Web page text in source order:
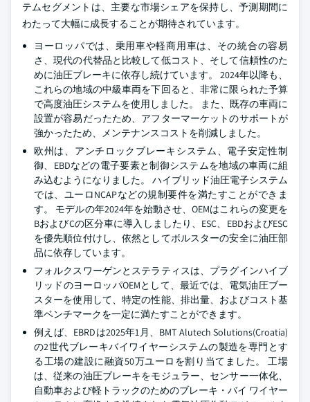
テムセグメントは、主要な市場シェアを保持し、予測期間に
わたって大幅に成長することが期待されています。
ヨーロッパでは、乗用車や軽商用車は、その統合の容易
さ、現代の代替品と比較して低コスト、そして信頼性のた
めに油圧ブレーキに依存し続けています。 2024年以降も、
これらの地域の中級車両を下回ると、非常に限られた予算
で高度油圧システムを使用しました。 また、既存の車両に
設置が容易だったため、アフターマーケットのサポートが
強かったため、メンテナンスコストを削減しました。
欧州は、アンチロックブレーキシステム、電子安定性制
御、EBDなどの電子要素と制御システムを地域の車両に組
み込むようになりました。 ハイブリッド油圧電子システム
では、ユーロNCAPなどの規制要件を満たすことができま
す。 モデルの年2024年を始動させ、OEMはこれらの変更を
BおよびCの区分車に導入しましたり、ESC、EBDおよびESC
を優先順位付けし、依然としてボルスターの安全に油圧部
品に依存しています。
フォルクスワーゲンとステラティスは、プラグインハイブ
リッドのヨーロッパOEMとして、最近では、電気油圧ブー
スターを使用して、特定の性能、排出量、およびコスト基
準ベンチマークを一定に満たすことができます。
例えば、EBRDは2025年1月、BMT Alutech Solutions(Croatia)
の2世代ブレーキバイワイヤーシステムの製造を専門とす
る工場の建設に融資50万ユーロを割り当てました。 工場
は、従来の油圧ブレーキをモジュラー、センサー一体化、
自動車および軽トラックのためのブレーキ・バイ ワイヤー